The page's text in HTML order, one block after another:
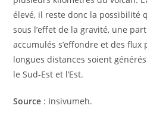
élevé, il reste donc la possibilité
sous l’effet de la gravité, une
accumulés s’effondre et des
longues distances soient
le Sud-Est et l’Est.
Source : Insivumeh.